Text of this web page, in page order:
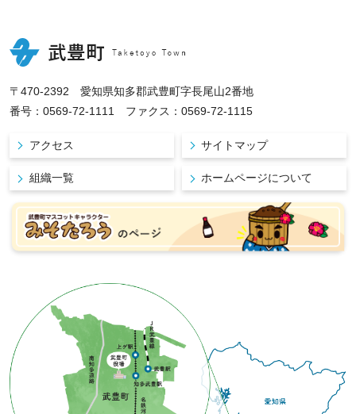
〒470-2392 愛知県知多郡武豊町字長尾山2番地
番号：0569-72-1111 ファクス：0569-72-1115
アクセス サイトマップ
組織一覧 ホームページについて